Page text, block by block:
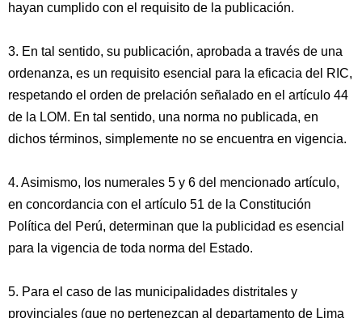
hayan cumplido con el requisito de la publicación.
3. En tal sentido, su publicación, aprobada a través de una
ordenanza, es un requisito esencial para la eficacia del RIC,
respetando el orden de prelación señalado en el artículo 44
de la LOM. En tal sentido, una norma no publicada, en
dichos términos, simplemente no se encuentra en vigencia.
4. Asimismo, los numerales 5 y 6 del mencionado artículo,
en concordancia con el artículo 51 de la Constitución
Política del Perú, determinan que la publicidad es esencial
para la vigencia de toda norma del Estado.
5. Para el caso de las municipalidades distritales y
provinciales (que no pertenezcan al departamento de Lima